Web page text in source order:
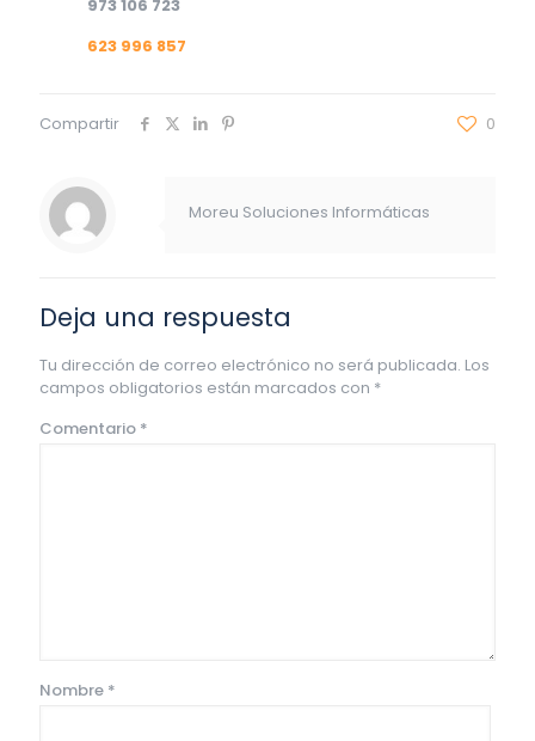
973 106 723
623 996 857
Compartir 0
Moreu Soluciones Informáticas
Deja una respuesta
Tu dirección de correo electrónico no será publicada. Los
campos obligatorios están marcados con *
Comentario *
Nombre *